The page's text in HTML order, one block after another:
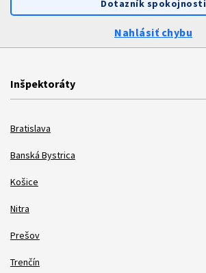
Dotazník spokojnosti
Nahlásiť chybu
Inšpektoráty
Bratislava
Banská Bystrica
Košice
Nitra
Prešov
Trenčín